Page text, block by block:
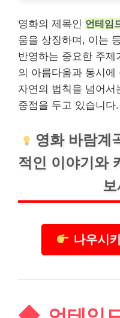
영화의 제목인 언테임
움을 상징하며, 이는
반영하는 중요한 주제
의 아름다움과 동시
자연의 법칙을 넘어서
중점을 두고 있습니다.
영화 바람계
적인 이야기와
나우시카